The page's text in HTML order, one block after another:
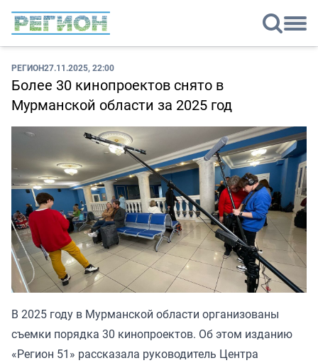
РЕГИОН27.11.2025, 22:00
Более 30 кинопроектов снято в
Мурманской области за 2025 год
В 2025 году в Мурманской области организованы
съемки порядка 30 кинопроектов. Об этом изданию
«Регион 51» рассказала руководитель Центра